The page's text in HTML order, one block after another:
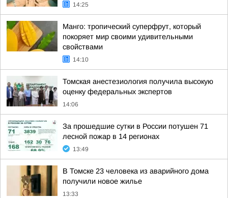
14:25
Манго: тропический суперфрут, который
покоряет мир своими удивительными
свойствами
14:10
Томская анестезиология получила высокую
оценку федеральных экспертов
14:06
За прошедшие сутки в России потушен 71
лесной пожар в 14 регионах
13:49
В Томске 23 человека из аварийного дома
получили новое жилье
13:33